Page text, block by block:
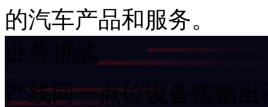
的汽车产品和服务。
产线同一点位设备需输出不